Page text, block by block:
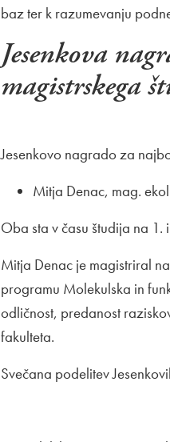
baz ter k razumevanju
Jesenkova
magistrskega
Jesenkovo nagrado za
Mitja Denac, mag.
Oba sta v času študija na
Mitja Denac je magistriral
programu Molekulska in
odličnost, predanost
fakulteta.
Svečana podelitev